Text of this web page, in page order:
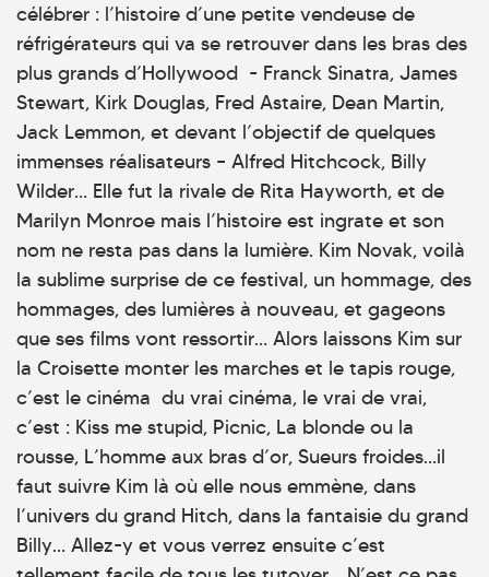
célébrer : l’histoire d’une petite vendeuse de
réfrigérateurs qui va se retrouver dans les bras des
plus grands d’Hollywood - Franck Sinatra, James
Stewart, Kirk Douglas, Fred Astaire, Dean Martin,
Jack Lemmon, et devant l’objectif de quelques
immenses réalisateurs – Alfred Hitchcock, Billy
Wilder… Elle fut la rivale de Rita Hayworth, et de
Marilyn Monroe mais l’histoire est ingrate et son
nom ne resta pas dans la lumière. Kim Novak, voilà
la sublime surprise de ce festival, un hommage, des
hommages, des lumières à nouveau, et gageons
que ses films vont ressortir… Alors laissons Kim sur
la Croisette monter les marches et le tapis rouge,
c’est le cinéma du vrai cinéma, le vrai de vrai,
c’est : Kiss me stupid, Picnic, La blonde ou la
rousse, L’homme aux bras d’or, Sueurs froides…il
faut suivre Kim là où elle nous emmène, dans
l’univers du grand Hitch, dans la fantaisie du grand
Billy… Allez-y et vous verrez ensuite c’est